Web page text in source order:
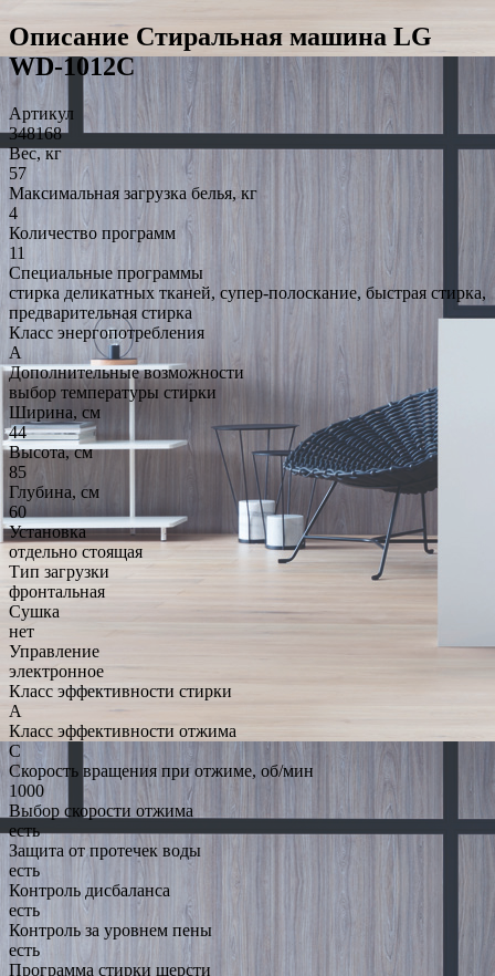
Описание Стиральная машина LG
WD-1012C
Артикул
348168
Вес, кг
57
Максимальная загрузка белья, кг
4
Количество программ
11
Специальные программы
стирка деликатных тканей, супер-полоскание, быстрая стирка,
предварительная стирка
Класс энергопотребления
A
Дополнительные возможности
выбор температуры стирки
Ширина, см
44
Высота, см
85
Глубина, см
60
Установка
отдельно стоящая
Тип загрузки
фронтальная
Сушка
нет
Управление
электронное
Класс эффективности стирки
A
Класс эффективности отжима
C
Скорость вращения при отжиме, об/мин
1000
Выбор скорости отжима
есть
Защита от протечек воды
есть
Контроль дисбаланса
есть
Контроль за уровнем пены
есть
Программа стирки шерсти